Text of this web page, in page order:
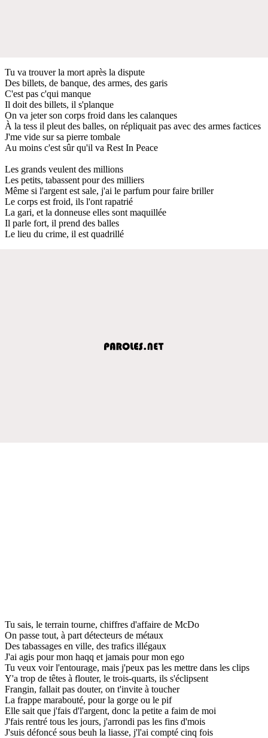
Tu va trouver la mort après la dispute
Des billets, de banque, des armes, des garis
C'est pas c'qui manque
Il doit des billets, il s'planque
On va jeter son corps froid dans les calanques
À la tess il pleut des balles, on répliquait pas avec des armes factices
J'me vide sur sa pierre tombale
Au moins c'est sûr qu'il va Rest In Peace
Les grands veulent des millions
Les petits, tabassent pour des milliers
Même si l'argent est sale, j'ai le parfum pour faire briller
Le corps est froid, ils l'ont rapatrié
La gari, et la donneuse elles sont maquillée
Il parle fort, il prend des balles
Le lieu du crime, il est quadrillé
Tu sais, le terrain tourne, chiffres d'affaire de McDo
On passe tout, à part détecteurs de métaux
Des tabassages en ville, des trafics illégaux
J'ai agis pour mon haqq et jamais pour mon ego
Tu veux voir l'entourage, mais j'peux pas les mettre dans les clips
Y'a trop de têtes à flouter, le trois-quarts, ils s'éclipsent
Frangin, fallait pas douter, on t'invite à toucher
La frappe marabouté, pour la gorge ou le pif
Elle sait que j'fais d'l'argent, donc la petite a faim de moi
J'fais rentré tous les jours, j'arrondi pas les fins d'mois
J'suis défoncé sous beuh la liasse, j'l'ai compté cinq fois